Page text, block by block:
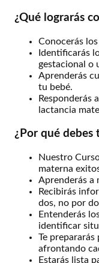
¿Qué lograrás
Conocerás
Identificarás
gestacional o
Aprenderás
tu bebé.
Responderás
lactancia
¿Por qué debes
Nuestro
materna
Aprenderás a
Recibirás
dos, no por
Entenderás
identificar
Te
afrontando
Estarás lista